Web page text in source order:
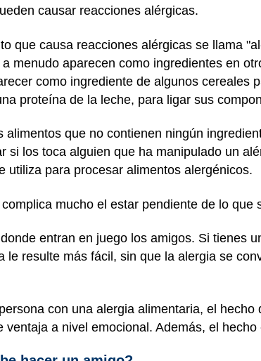
causar reacciones alérgicas.
que causa reacciones alérgicas se llama
menudo aparecen como ingredientes en
como ingrediente de algunos cereales
proteína de la leche, para ligar sus
alimentos que no contienen ningún
si los toca alguien que ha manipulado un
utiliza para procesar alimentos alergénicos.
mucho el estar pendiente de lo
entran en juego los amigos. Si tienes
le resulte más fácil, sin que la alergia se
con una alergia alimentaria, el
ventaja a nivel emocional. Además, el